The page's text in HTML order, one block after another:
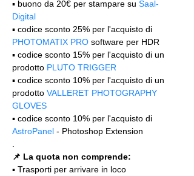
▪️ buono da 20€ per stampare su Saal-
Digital
▪️ codice sconto 25% per l'acquisto di
PHOTOMATIX PRO software per HDR
▪️ codice sconto 15% per l'acquisto di un
prodotto PLUTO TRIGGER
▪️ codice sconto 10% per l'acquisto di un
prodotto VALLERET PHOTOGRAPHY
GLOVES
▪️ codice sconto 10% per l'acquisto di
AstroPanel - Photoshop Extension
📌 La quota non comprende:
▪️ Trasporti per arrivare in loco